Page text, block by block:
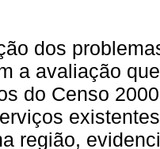
dos
a avaliação
do Censo
região,